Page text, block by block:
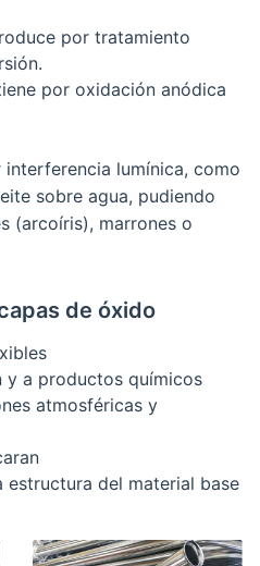
por tratamiento
por oxidación anódica
lumínica, como
sobre agua, pudiendo
(arcoíris), marrones o
de óxido
y a productos químicos
atmosféricas y
estructura del material base